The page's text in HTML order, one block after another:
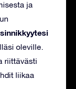
ja
sinnikkyytesi
oleville.
riittävästi
liikaa